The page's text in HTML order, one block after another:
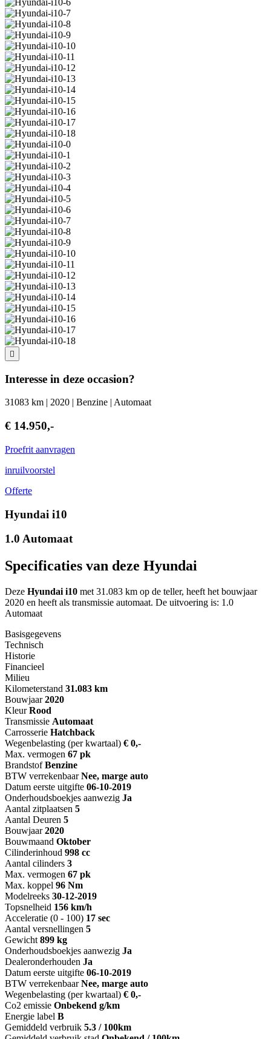
Interesse in deze occasion?
31083 km | 2020 | Benzine | Automaat
€ 14.950,-
Proefrit aanvragen
inruilvoorstel
Offerte
Hyundai i10
1.0 Automaat
Specificaties van deze Hyundai
Deze Hyundai i10 met 31.083 km op de teller, heeft het bouwjaar
2020 en heeft als transmissie automaat. De uitvoering is: 1.0
Automaat
Basisgegevens
Technisch
Historie
Financieel
Milieu
Kilometerstand 31.083 km
Bouwjaar 2020
Kleur Rood
Transmissie Automaat
Carrosserie Hatchback
Wegenbelasting (per kwartaal) € 0,-
Max. vermogen 67 pk
Brandstof Benzine
BTW verrekenbaar Nee, marge auto
Datum eerste uitgifte 06-10-2019
Onderhoudsboekjes aanwezig Ja
Aantal zitplaatsen 5
Aantal Deuren 5
Bouwjaar 2020
Bouwmaand Oktober
Cilinderinhoud 998 cc
Aantal cilinders 3
Max. vermogen 67 pk
Max. koppel 96 Nm
Modelreeks 30-12-2019
Topsnelheid 156 km/h
Acceleratie (0 - 100) 17 sec
Aantal versnellingen 5
Gewicht 899 kg
Onderhoudsboekjes aanwezig Ja
Dealeronderhouden Ja
Datum eerste uitgifte 06-10-2019
BTW verrekenbaar Nee, marge auto
Wegenbelasting (per kwartaal) € 0,-
Co2 emissie Onbekend g/km
Energie label B
Gemiddeld verbruik 5.3 / 100km